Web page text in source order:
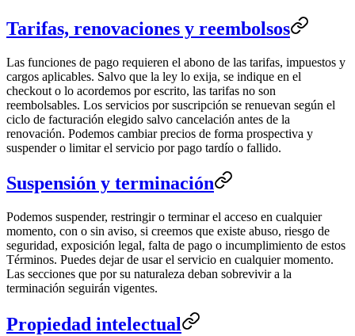
Tarifas, renovaciones y reembolsos
Las funciones de pago requieren el abono de las tarifas, impuestos y
cargos aplicables. Salvo que la ley lo exija, se indique en el
checkout o lo acordemos por escrito, las tarifas no son
reembolsables. Los servicios por suscripción se renuevan según el
ciclo de facturación elegido salvo cancelación antes de la
renovación. Podemos cambiar precios de forma prospectiva y
suspender o limitar el servicio por pago tardío o fallido.
Suspensión y terminación
Podemos suspender, restringir o terminar el acceso en cualquier
momento, con o sin aviso, si creemos que existe abuso, riesgo de
seguridad, exposición legal, falta de pago o incumplimiento de estos
Términos. Puedes dejar de usar el servicio en cualquier momento.
Las secciones que por su naturaleza deban sobrevivir a la
terminación seguirán vigentes.
Propiedad intelectual